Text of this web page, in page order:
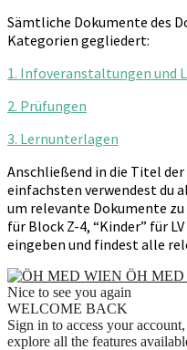
Sämtliche Dokumente des
Kategorien gegliedert:
1. Infoveranstaltungen und
2. Prüfungen
3. Lernunterlagen
Anschließend in die Titel
einfachsten verwendest du
um relevante Dokumente zu
für Block Z-4, “Kinder” für
eingeben und findest alle
ÖH MED
Nice to see you again
WELCOME BACK
Sign in to access your
explore all the features